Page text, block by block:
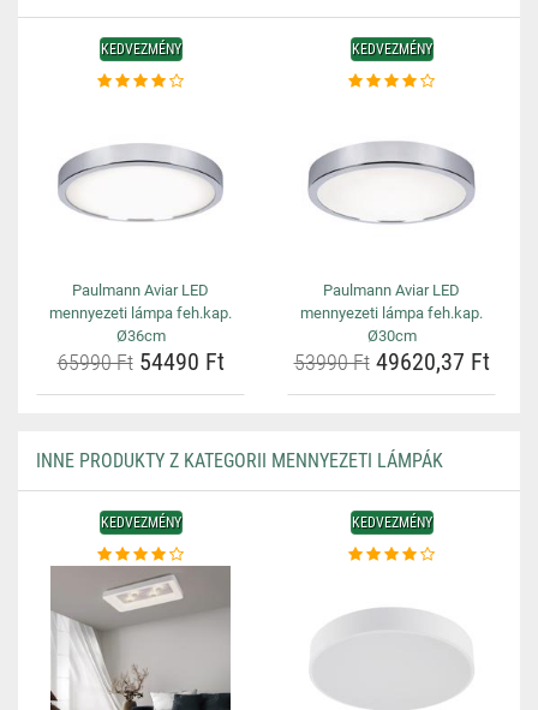
KEDVEZMÉNY
Paulmann Aviar LED
mennyezeti lámpa feh.kap.
Ø36cm
65990 Ft54490 Ft
KEDVEZMÉNY
Paulmann Aviar LED
mennyezeti lámpa feh.kap.
Ø30cm
53990 Ft49620,37 Ft
INNE PRODUKTY Z KATEGORII MENNYEZETI LÁMPÁK
KEDVEZMÉNY KEDVEZMÉNY